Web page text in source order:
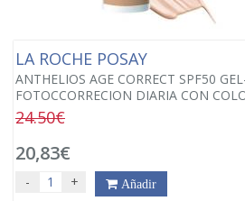
LA ROCHE POSAY
ANTHELIOS AGE CORRECT SPF50
FOTOCCORRECION DIARIA CON
24.50€
20,83€
- + Añadir